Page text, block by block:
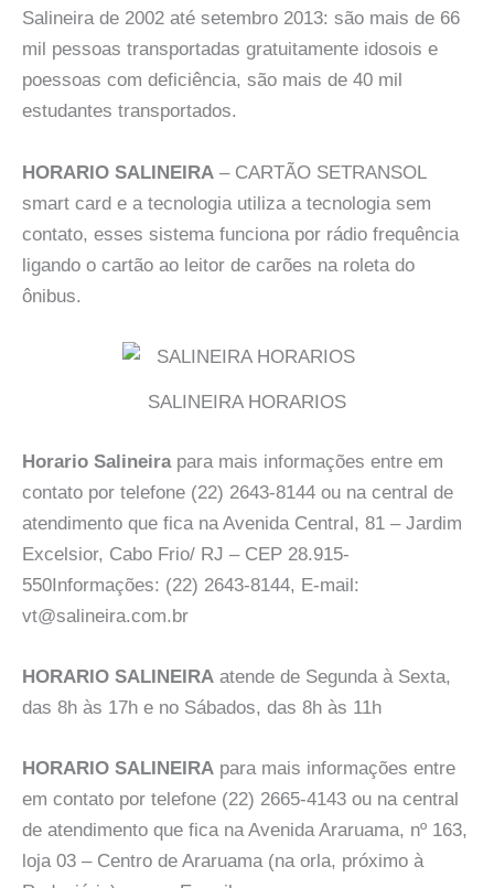
Salineira de 2002 até setembro 2013: são mais de 66
mil pessoas transportadas gratuitamente idosois e
poessoas com deficiência, são mais de 40 mil
estudantes transportados.
HORARIO SALINEIRA – CARTÃO SETRANSOL
smart card e a tecnologia utiliza a tecnologia sem
contato, esses sistema funciona por rádio frequência
ligando o cartão ao leitor de carões na roleta do
ônibus.
SALINEIRA HORARIOS
Horario Salineirapara mais informações entre em
contato por telefone (22) 2643-8144 ou na central de
atendimento que fica na Avenida Central, 81 – Jardim
Excelsior, Cabo Frio/ RJ – CEP 28.915-
550Informações: (22) 2643-8144, E-mail:
vt@salineira.com.br
HORARIO SALINEIRA atende de Segunda à Sexta,
das 8h às 17h e no Sábados, das 8h às 11h
HORARIO SALINEIRA para mais informações entre
em contato por telefone (22) 2665-4143 ou na central
de atendimento que fica na Avenida Araruama, nº 163,
loja 03 – Centro de Araruama (na orla, próximo à